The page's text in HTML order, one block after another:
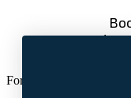
Mercedes
Fornavn